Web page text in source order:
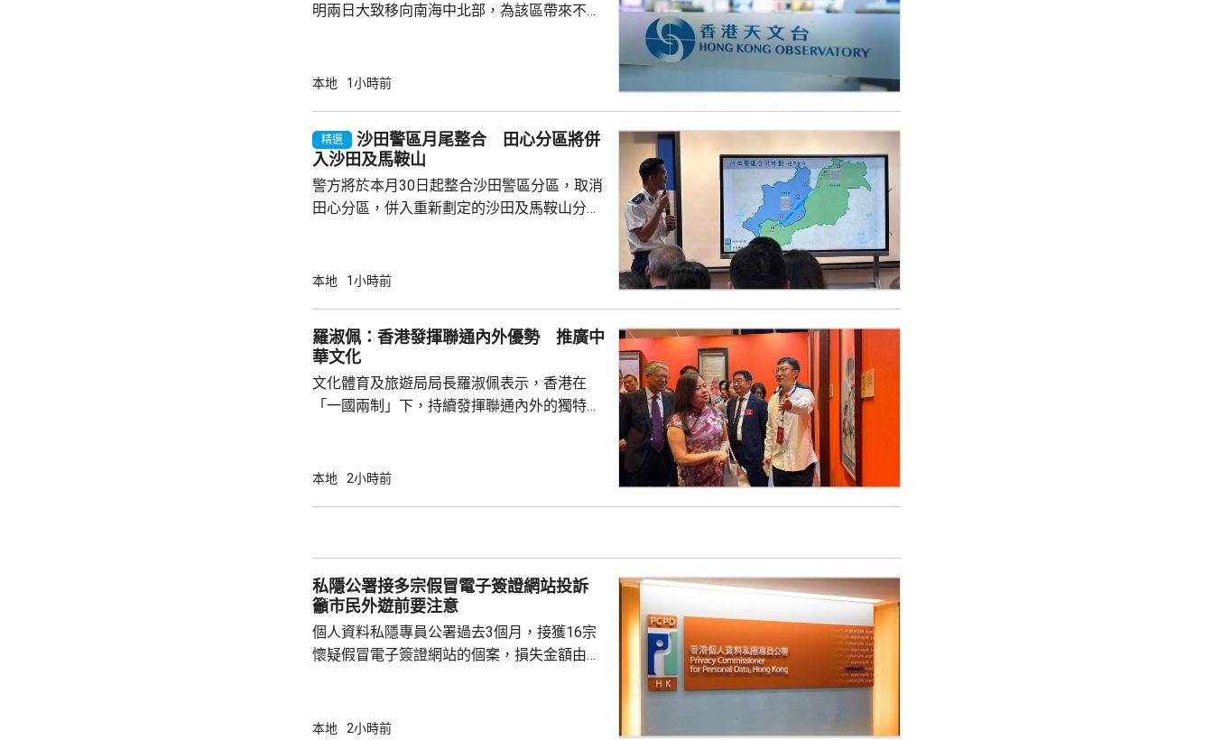
明兩日大致移向南海中北部，為該區帶來不穩
續，而受熱帶氣旋「白海豚」的外圍下沉氣流
本地 1小時前
精選
沙田警區月尾整合 田心分區將併
入沙田及馬鞍山
警方將於本月30日起整合沙田警區分區，取消
田心分區，併入重新劃定的沙田及馬鞍山分
仍然保留在沙田分區內。 警方指，重新界定兩
節慶活動等方面的警政需求，確保前線單位能
迅速應對。 警方又指，今次重新劃定的分區有
別傳統分法，當中馬鞍山警區延...
本地 1小時前
羅淑佩：香港發揮聯通內外優勢 推廣中
華文化
文化體育及旅遊局局長羅淑佩表示，香港在
「一國兩制」下，持續發揮聯通內外的獨特優
淑佩在一個慶祝中國共產黨成立活動上致辭，
主題的「中華文化節」正如火如荼進行，預計
舉辦逾280場演出和活動，善用香港國際...
本地 2小時前
私隱公署接多宗假冒電子簽證網站投訴
籲市民外遊前要注意
個人資料私隱專員公署過去3個月，接獲16宗
懷疑假冒電子簽證網站的個案，損失金額由
不少市民會自行在網上申請旅遊簽證，但在搜
本地 2小時前